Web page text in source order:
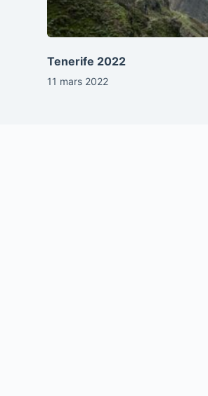
Tenerife 2022
11 mars 2022